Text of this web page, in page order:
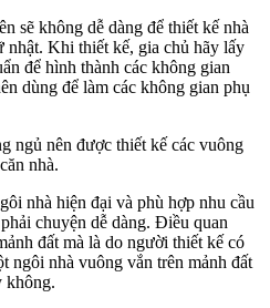
sẽ không dễ dàng để thiết kế nhà
Khi thiết kế, gia chủ hãy lấy
để hình thành các không gian
dùng để làm các không gian phụ
ngủ nên được thiết kế các vuông
nhà.
nhà hiện đại và phù hợp nhu cầu
chuyện dễ dàng. Điều quan
đất mà là do người thiết kế có
ngôi nhà vuông vắn trên mảnh đất
không.